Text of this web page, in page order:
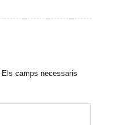
Els camps necessaris